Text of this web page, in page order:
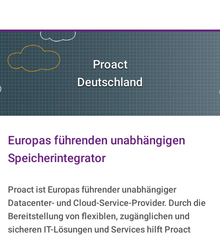
Proact
Deutschland
Europas führenden unabhängigen
Speicherintegrator
Proact ist Europas führender unabhängiger
Datacenter- und Cloud-Service-Provider. Durch die
Bereitstellung von flexiblen, zugänglichen und
sicheren IT-Lösungen und Services hilft Proact